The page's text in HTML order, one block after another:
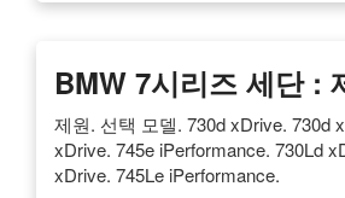
BMW 7시리즈 세단 :
제원. 선택 모델. 730d xDrive. 730d
xDrive. 745e iPerformance. 730Ld
xDrive. 745Le iPerformance.